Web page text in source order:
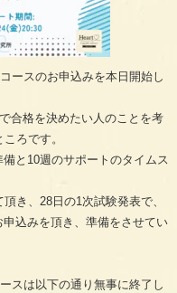
ースのお申込みを本日開始し
合格を決めたい人のことを考
ろです。
と10週のサポートのタイムス
き、28日の1次試験発表で、
込みを頂き、準備をさせてい
スは以下の通り無事に終了し